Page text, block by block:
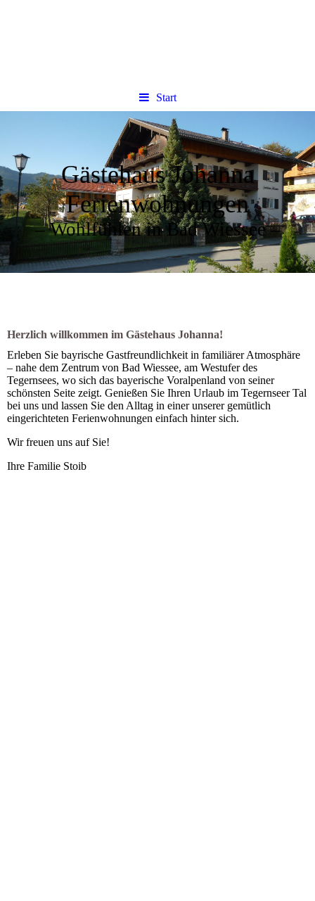
Start
Gästehaus Johanna
Ferienwohnungen
– Wohlfühlen in Bad Wiessee –
Herzlich willkommen im Gästehaus Johanna!
Erleben Sie bayrische Gastfreundlichkeit in familiärer Atmosphäre
– nahe dem Zentrum von Bad Wiessee, am Westufer des
Tegernsees, wo sich das bayerische Voralpenland von seiner
schönsten Seite zeigt. Genießen Sie Ihren Urlaub im Tegernseer Tal
bei uns und lassen Sie den Alltag in einer unserer gemütlich
eingerichteten Ferienwohnungen einfach hinter sich.
Wir freuen uns auf Sie!
Ihre Familie Stoib